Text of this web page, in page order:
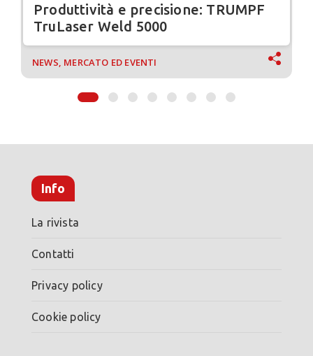
Produttività e precisione: TRUMPF
TruLaser Weld 5000
NEWS, MERCATO ED EVENTI
Info
La rivista
Contatti
Privacy policy
Cookie policy